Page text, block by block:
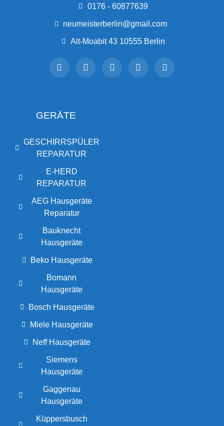
0176 - 60877639
neumeisterberlin@gmail.com
Alt-Moabit 43 10555 Berlin
GERÄTE
GESCHIRRSPÜLER
REPARATUR
E-HERD
REPARATUR
AEG Hausgeräte
Reparatur
Bauknecht
Hausgeräte
Beko Hausgeräte
Bomann
Hausgeräte
Bosch Hausgeräte
Miele Hausgeräte
Neff Hausgeräte
Siemens
Hausgeräte
Gaggenau
Hausgeräte
Küppersbusch